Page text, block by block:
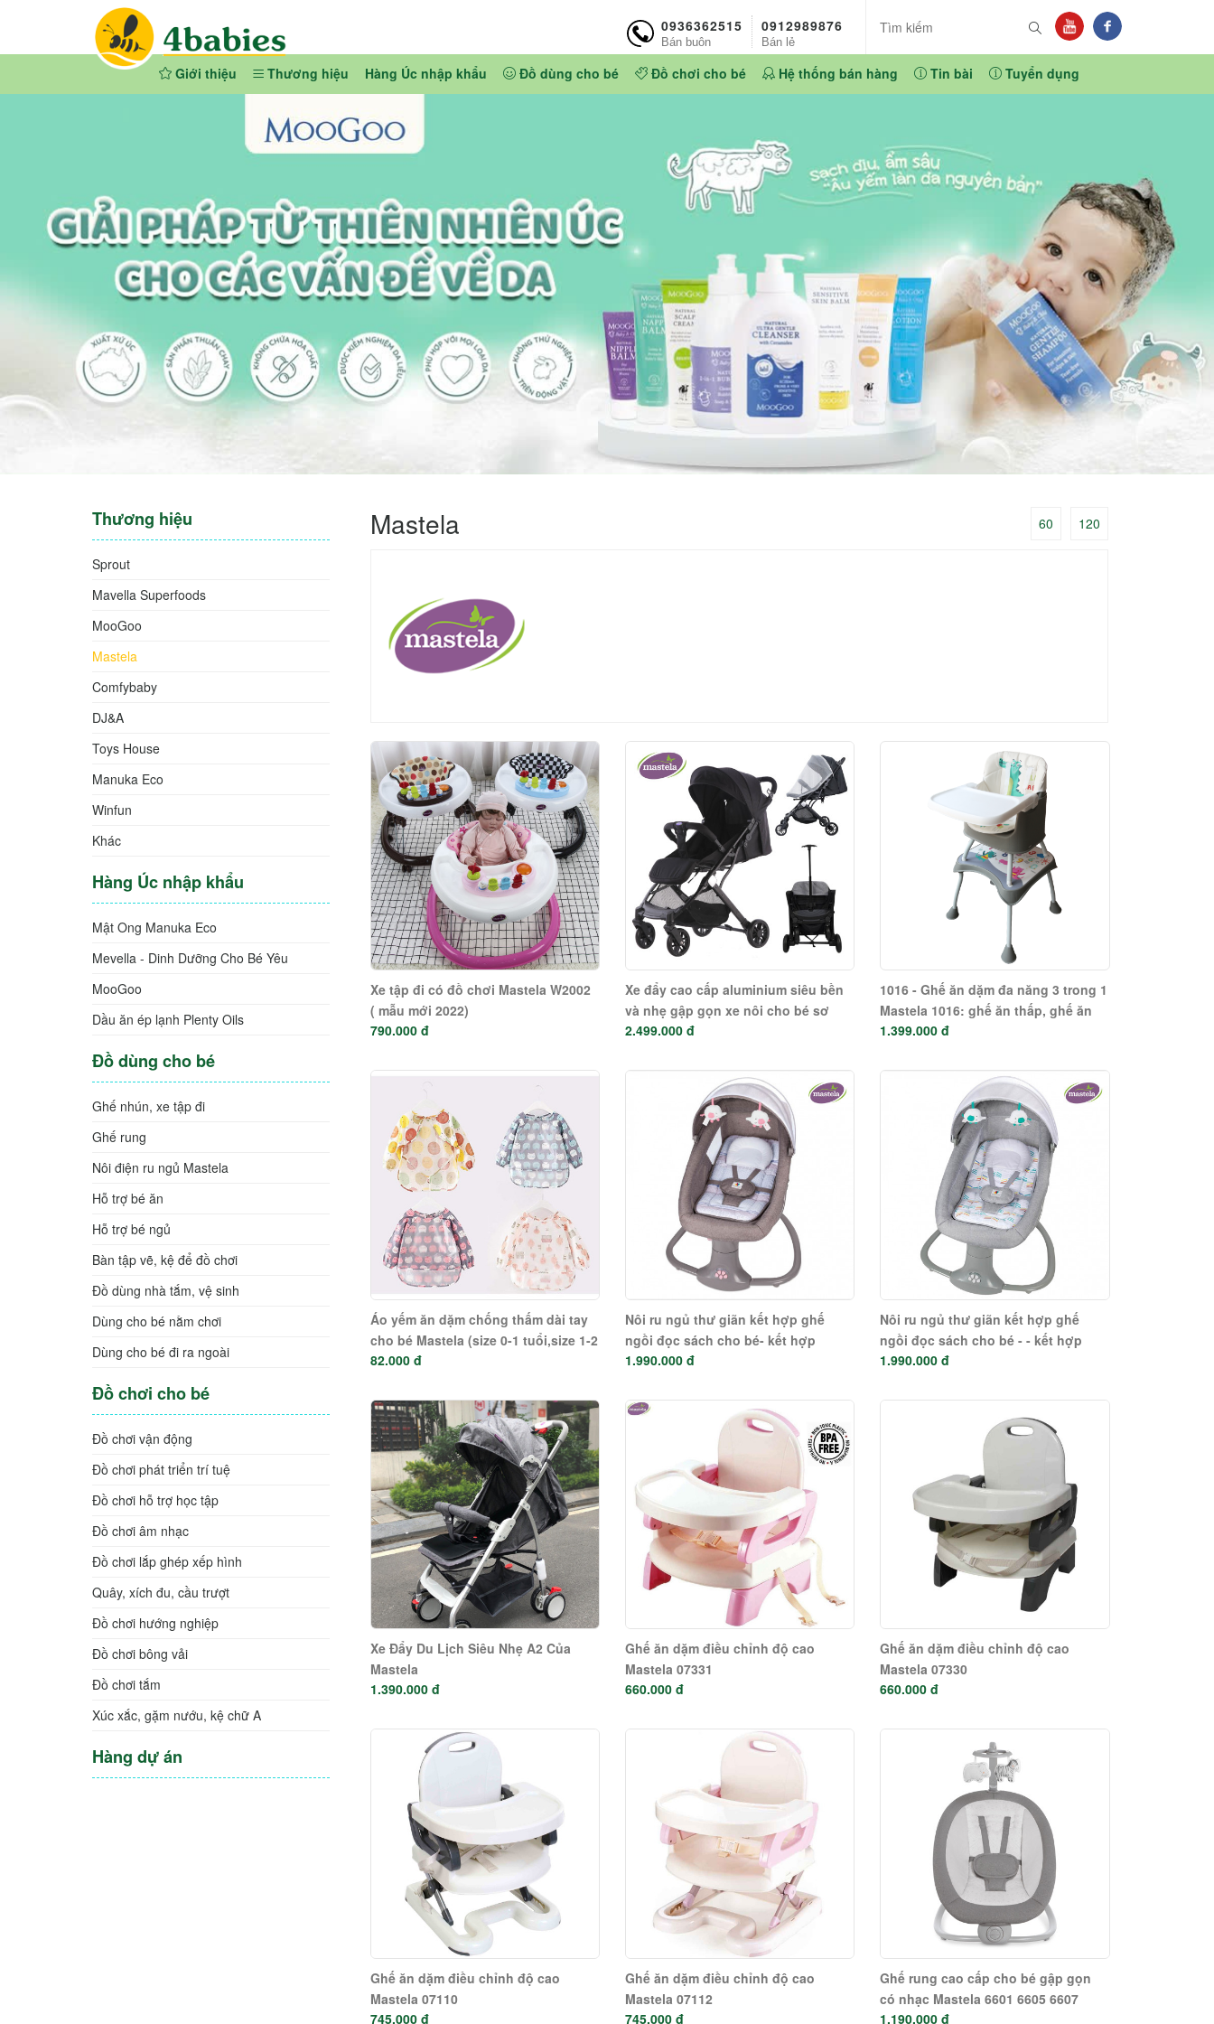
0936362515
Bán buôn
0912989876
Bán lẻ
Giới thiệu Thương hiệu Hàng Úc nhập khẩu Đồ dùng cho bé Đồ chơi cho bé Hệ thống bán hàng Tin bài Tuyển dụng
Mastela 120
60
Xe tập đi có đồ chơi Mastela W2002
( mẫu mới 2022)
790.000 đ
Xe đẩy cao cấp aluminium siêu bền
và nhẹ gập gọn xe nôi cho bé sơ
sinh 275 - Mastela - Hàng chính
2.499.000 đ
1016 - Ghế ăn dặm đa năng 3 trong 1
Mastela 1016: ghế ăn thấp, ghế ăn
cao, bàn ghế ngồi vẽ cho bé
1.399.000 đ
Áo yếm ăn dặm chống thấm dài tay
cho bé Mastela (size 0-1 tuổi,size 1-2
tuổi và size 2-4 tuổi)
82.000 đ
Nôi ru ngủ thư giãn kết hợp ghế
ngồi đọc sách cho bé- kết hợp
Bluetooth Mastela 8106 - Hồng Xám
1.990.000 đ
Nôi ru ngủ thư giãn kết hợp ghế
ngồi đọc sách cho bé - - kết hợp
Bluetooth Mastela 8104- trắng xám
1.990.000 đ
Xe Đẩy Du Lịch Siêu Nhẹ A2 Của
Mastela
1.390.000 đ
Ghế ăn dặm điều chỉnh độ cao
Mastela 07331
660.000 đ
Ghế ăn dặm điều chỉnh độ cao
Mastela 07330
660.000 đ
Ghế ăn dặm điều chỉnh độ cao
Mastela 07110
745.000 đ
Ghế ăn dặm điều chỉnh độ cao
Mastela 07112
745.000 đ
Ghế rung cao cấp cho bé gập gọn
có nhạc Mastela 6601 6605 6607
1.190.000 đ
Thương hiệu
Sprout
Mavella Superfoods
MooGoo
Mastela
Comfybaby
DJ&A
Toys House
Manuka Eco
Winfun
Khác
Hàng Úc nhập khẩu
Mật Ong Manuka Eco
Mevella - Dinh Dưỡng Cho Bé Yêu
MooGoo
Dầu ăn ép lạnh Plenty Oils
Đồ dùng cho bé
Ghế nhún, xe tập đi
Ghế rung
Nôi điện ru ngủ Mastela
Hỗ trợ bé ăn
Hỗ trợ bé ngủ
Bàn tập vẽ, kệ để đồ chơi
Đồ dùng nhà tắm, vệ sinh
Dùng cho bé nằm chơi
Dùng cho bé đi ra ngoài
Đồ chơi cho bé
Đồ chơi vận động
Đồ chơi phát triển trí tuệ
Đồ chơi hỗ trợ học tập
Đồ chơi âm nhạc
Đồ chơi lắp ghép xếp hình
Quây, xích đu, cầu trượt
Đồ chơi hướng nghiệp
Đồ chơi bông vải
Đồ chơi tắm
Xúc xắc, gặm nướu, kệ chữ A
Hàng dự án